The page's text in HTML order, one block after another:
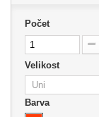
Počet
Velikost
Barva